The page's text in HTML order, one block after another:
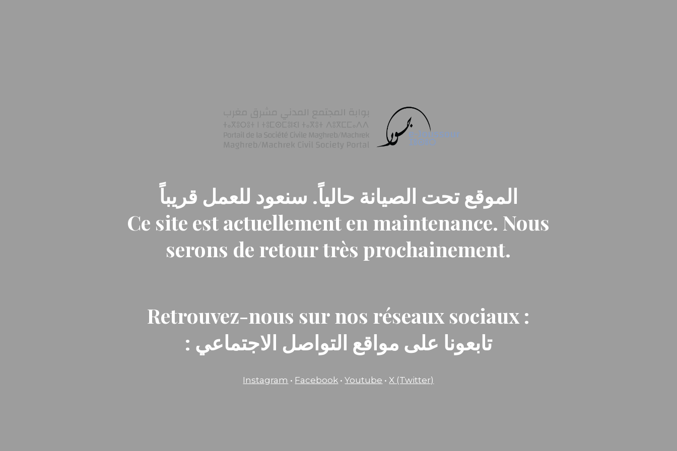
الموقع تحت الصيانة حالياً. سنعود للعمل قريباً
Ce site est actuellement en maintenance. Nous
serons de retour très prochainement.
Retrouvez-nous sur nos réseaux sociaux :
: تابعونا على مواقع التواصل الاجتماعي
Instagram • Facebook •Youtube • X (Twitter)